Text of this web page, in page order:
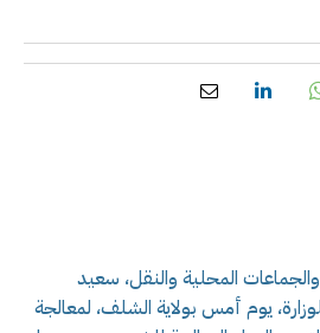
المحلية والنقل، سعيد
يوم أمس بولاية الشلف، لمعالجة